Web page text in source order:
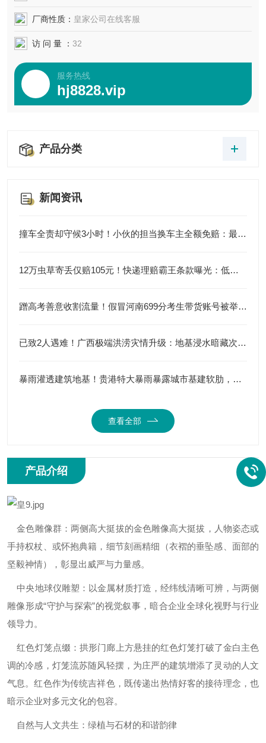
厂商性质： 皇家公司在线客服
访 问 量 ： 32
服务热线
hj8828.vip
产品分类
新闻资讯
撞车全责却守候3小时！小伙的担当换车主全额免赔：最珍贵的和解是双向善意
12万虫草寄丢仅赔105元！快递理赔霸王条款曝光：低价兜底正在纵容行业失职
蹭高考善意收割流量！假冒河南699分考生带货账号被举报，流量造假该彻底纠偏
已致2人遇难！广西极端洪涝灾情升级：地基浸水暗藏次生灾害，防汛进入最严峻时刻
暴雨灌透建筑地基！贵港特大暴雨暴露城市基建软肋，浸水隐患远超积水本身
查看全部
产品介绍
金色雕像群‌：两侧高大挺拔的金色雕像高大挺拔，人物姿态或
手持权杖、或怀抱典籍，细节刻画精细（衣褶的垂坠感、面部的
坚毅神情），彰显出威严与力量感。
中央地球仪雕塑‌：以金属材质打造，经纬线清晰可辨，与两侧
雕像形成“守护与探索”的视觉叙事，暗合企业全球化视野与行业
领导力。
红色灯笼点缀‌：拱形门廊上方悬挂的红色灯笼打破了金白主色
调的冷感，灯笼流苏随风轻摆，为庄严的建筑增添了灵动的人文
气息。红色作为传统吉祥色，既传递出热情好客的接待理念，也
暗示企业对多元文化的包容。
自然与人文共生：绿植与石材的和谐韵律